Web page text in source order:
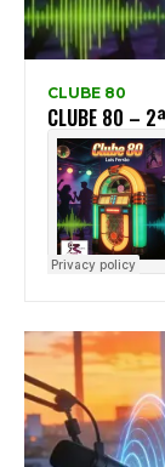
CLUBE 80
CLUBE 80 –